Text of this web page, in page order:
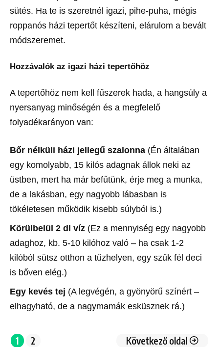
sütés. Ha te is szeretnél igazi, pihe-puha, mégis
roppanós házi tepertőt készíteni, elárulom a bevált
módszeremet.
Hozzávalók az igazi házi tepertőhöz
A tepertőhöz nem kell fűszerek hada, a hangsúly a
nyersanyag minőségén és a megfelelő
folyadékarányon van:
Bőr nélküli házi jellegű szalonna (Én általában
egy komolyabb, 15 kilós adagnak állok neki az
üstben, mert ha már befűtünk, érje meg a munka,
de a lakásban, egy nagyobb lábasban is
tökéletesen működik kisebb súlyból is.)
Körülbelül 2 dl víz (Ez a mennyiség egy nagyobb
adaghoz, kb. 5-10 kilóhoz való – ha csak 1-2
kilóból sütsz otthon a tűzhelyen, egy szűk fél deci
is bőven elég.)
Egy kevés tej (A legvégén, a gyönyörű színért –
elhagyható, de a nagymamák esküsznek rá.)
1 2 Következő oldal